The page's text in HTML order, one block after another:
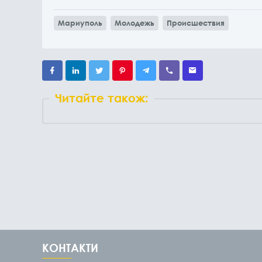
Мариуполь Молодежь Происшествия
Читайте також:
КОНТАКТИ